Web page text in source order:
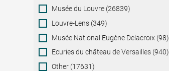
On
display
Musée du Louvre (26839)
Louvre-Lens (349)
Musée National Eugène Delacroix (98)
Ecuries du château de Versailles (940)
Other (17631)